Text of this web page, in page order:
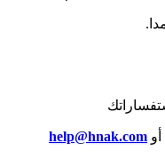
أو help@hnak.com